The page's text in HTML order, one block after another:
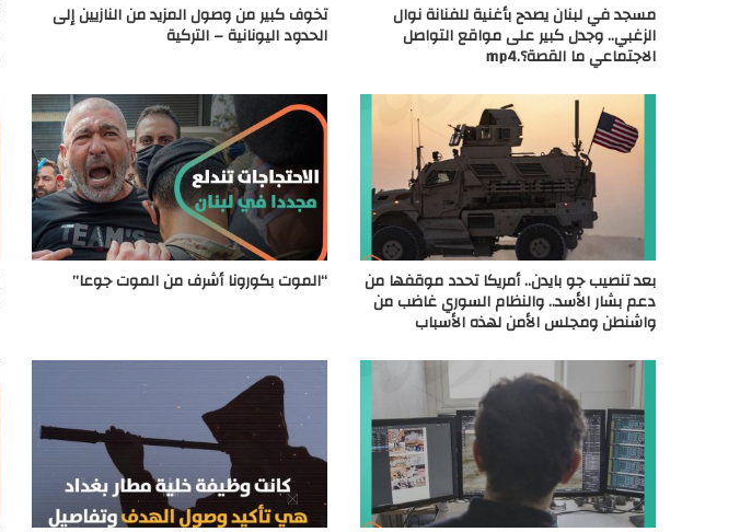
مسجد في لبنان يصدح بأغنية للفنانة نوال
الزغبي.. وجدل كبير على مواقع التواصل
الاجتماعي ما القصة؟.mp4
تخوف كبير من وصول المزيد من النازيين إلى
الحدود اليونانية – التركية
بعد تنصيب جو بايدن.. أمريكا تحدد موقفها من
دعم بشار الأسد.. والنظام السوري غاضب من
واشنطن ومجلس الأمن لهذه الأسباب
“الموت بكورونا أشرف من الموت جوعا”